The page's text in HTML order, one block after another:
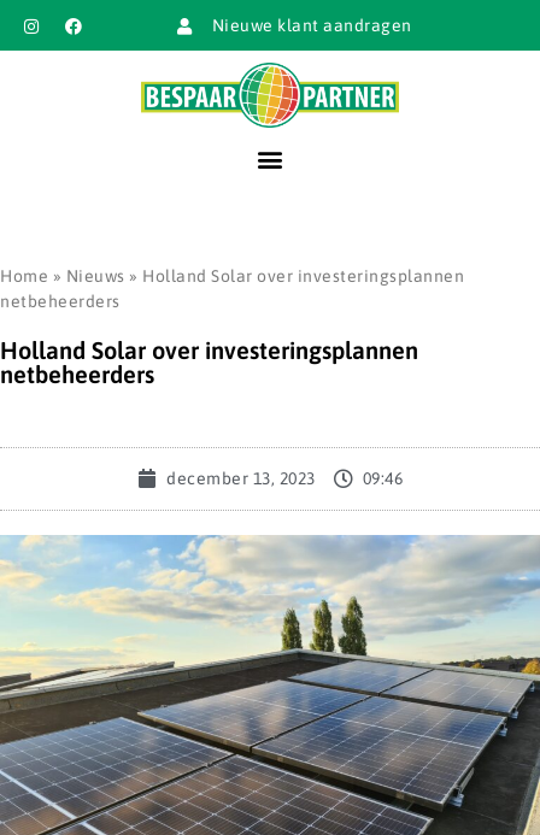
Nieuwe klant aandragen
Home » Nieuws » Holland Solar over investeringsplannen
netbeheerders
Holland Solar over investeringsplannen
netbeheerders
december 13, 2023 09:46